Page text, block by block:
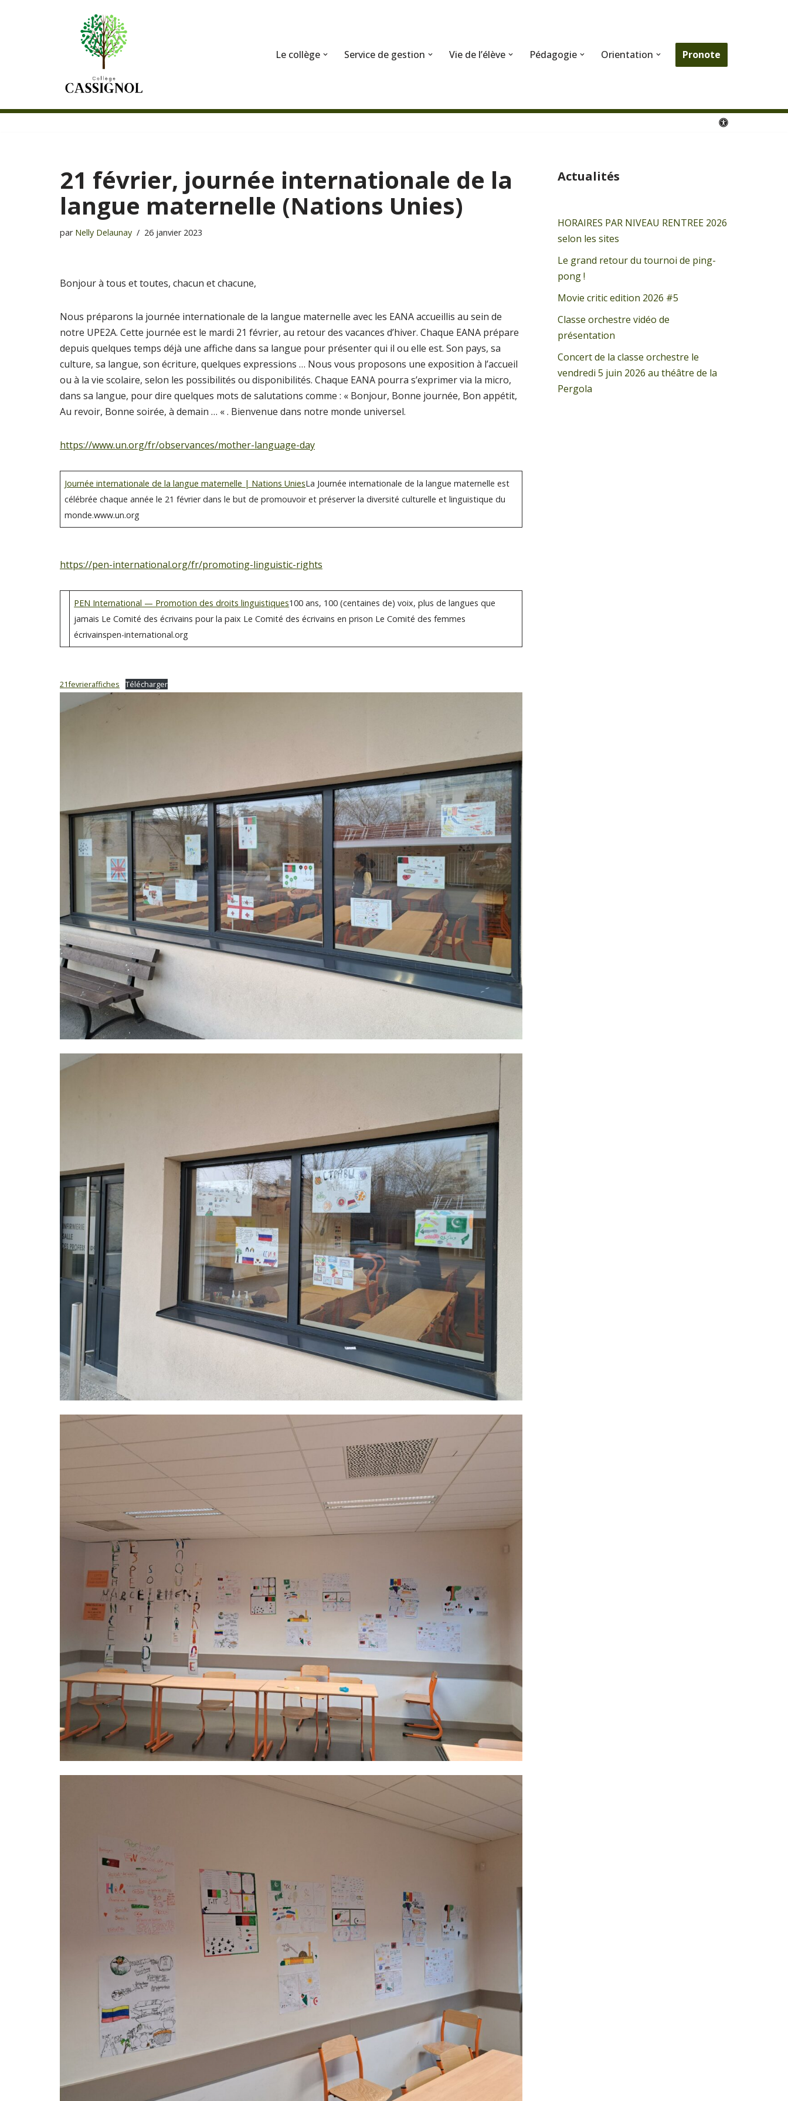
Le collège Service de gestion Vie de l’élève Pédagogie Orientation Pronote
21 février, journée internationale de la
langue maternelle (Nations Unies)
par Nelly Delaunay 26 janvier 2023
Bonjour à tous et toutes, chacun et chacune,
Nous préparons la journée internationale de la langue maternelle avec les EANA accueillis au sein de
notre UPE2A. Cette journée est le mardi 21 février, au retour des vacances d’hiver. Chaque EANA prépare
depuis quelques temps déjà une affiche dans sa langue pour présenter qui il ou elle est. Son pays, sa
culture, sa langue, son écriture, quelques expressions … Nous vous proposons une exposition à l’accueil
ou à la vie scolaire, selon les possibilités ou disponibilités. Chaque EANA pourra s’exprimer via la micro,
dans sa langue, pour dire quelques mots de salutations comme : « Bonjour, Bonne journée, Bon appétit,
Au revoir, Bonne soirée, à demain … « . Bienvenue dans notre monde universel.
https://www.un.org/fr/observances/mother-language-day
Journée internationale de la langue maternelle | Nations UniesLa Journée internationale de la langue maternelle est
célébrée chaque année le 21 février dans le but de promouvoir et préserver la diversité culturelle et linguistique du
monde.www.un.org
https://pen-international.org/fr/promoting-linguistic-rights
PEN International — Promotion des droits linguistiques100 ans, 100 (centaines de) voix, plus de langues que
jamais Le Comité des écrivains pour la paix Le Comité des écrivains en prison Le Comité des femmes
écrivainspen-international.org
21fevrieraffiches Télécharger
Actualités
HORAIRES PAR NIVEAU RENTREE 2026
selon les sites
Le grand retour du tournoi de ping-
pong !
Movie critic edition 2026 #5
Classe orchestre vidéo de
présentation
Concert de la classe orchestre le
vendredi 5 juin 2026 au théâtre de la
Pergola